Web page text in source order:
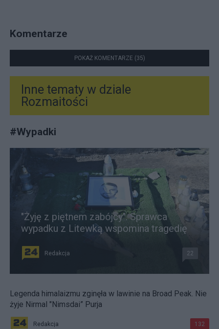
Komentarze
POKAŻ KOMENTARZE (35)
Inne tematy w dziale
Rozmaitości
#Wypadki
"Żyję z piętnem zabójcy". Sprawca
wypadku z Litewką wspomina tragedię
Redakcja 22
Legenda himalaizmu zginęła w lawinie na Broad Peak. Nie
żyje Nirmal "Nimsdai” Purja
Redakcja 132